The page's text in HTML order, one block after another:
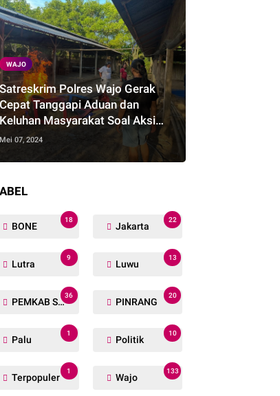
WAJO
Satreskrim Polres Wajo Gerak
Cepat Tanggapi Aduan dan
Keluhan Masyarakat Soal Aksi
Perjudian
Mei 07, 2024
BONE
18
Jakarta
22
Lutra
9
Luwu
13
PEMKAB SOPPENG
36
PINRANG
20
Palu
1
Politik
10
Terpopuler
1
Wajo
133